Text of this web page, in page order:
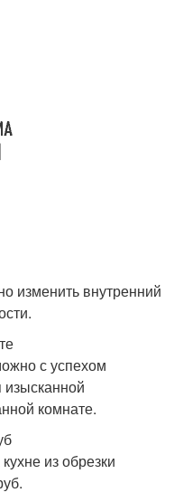
изменить внутренний
с успехом
изысканной
комнате.
из обрезки